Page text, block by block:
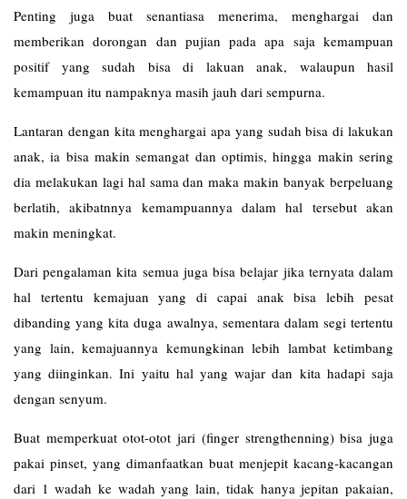
Penting juga buat senantiasa menerima, menghargai dan
memberikan dorongan dan pujian pada apa saja kemampuan
positif yang sudah bisa di lakuan anak, walaupun hasil
kemampuan itu nampaknya masih jauh dari sempurna.
Lantaran dengan kita menghargai apa yang sudah bisa di lakukan
anak, ia bisa makin semangat dan optimis, hingga makin sering
dia melakukan lagi hal sama dan maka makin banyak berpeluang
berlatih, akibatnnya kemampuannya dalam hal tersebut akan
makin meningkat.
Dari pengalaman kita semua juga bisa belajar jika ternyata dalam
hal tertentu kemajuan yang di capai anak bisa lebih pesat
dibanding yang kita duga awalnya, sementara dalam segi tertentu
yang lain, kemajuannya kemungkinan lebih lambat ketimbang
yang diinginkan. Ini yaitu hal yang wajar dan kita hadapi saja
dengan senyum.
Buat memperkuat otot-otot jari (finger strengthenning) bisa juga
pakai pinset, yang dimanfaatkan buat menjepit kacang-kacangan
dari 1 wadah ke wadah yang lain, tidak hanya jepitan pakaian,